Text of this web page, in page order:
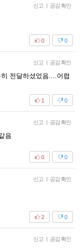
신고 공감 확인
0
0
신고 공감 확인
전달하셨었음....어렵
0
1
신고 공감 확인
음
0
0
신고 공감 확인
0
2
신고 공감 확인